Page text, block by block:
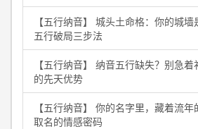
【五行纳音】 城头土命格：你的城墙
五行破局三步法
【五行纳音】 纳音五行缺失？别急
的先天优势
【五行纳音】 你的名字里，藏着流
取名的情感密码